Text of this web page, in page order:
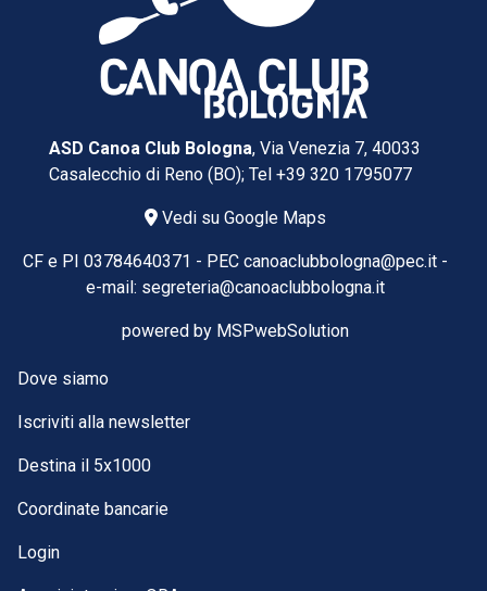
ASD Canoa Club Bologna, Via Venezia 7, 40033
Casalecchio di Reno (BO); Tel +39 320 1795077
Vedi su Google Maps
CF e PI 03784640371 - PEC canoaclubbologna@pec.it -
e-mail: segreteria@canoaclubbologna.it
powered by MSPwebSolution
Dove siamo
Iscriviti alla newsletter
Destina il 5x1000
Coordinate bancarie
Login